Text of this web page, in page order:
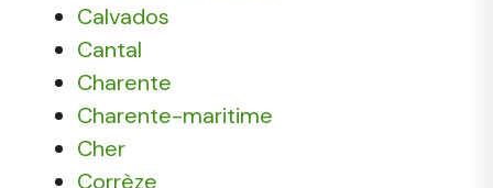
Calvados
Cantal
Charente
Charente-maritime
Cher
Corrèze